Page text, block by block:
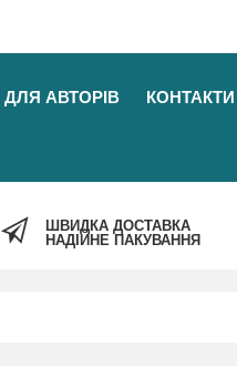
ДЛЯ АВТОРІВ КОНТАКТИ
ШВИДКА ДОСТАВКА
НАДІЙНЕ ПАКУВАННЯ